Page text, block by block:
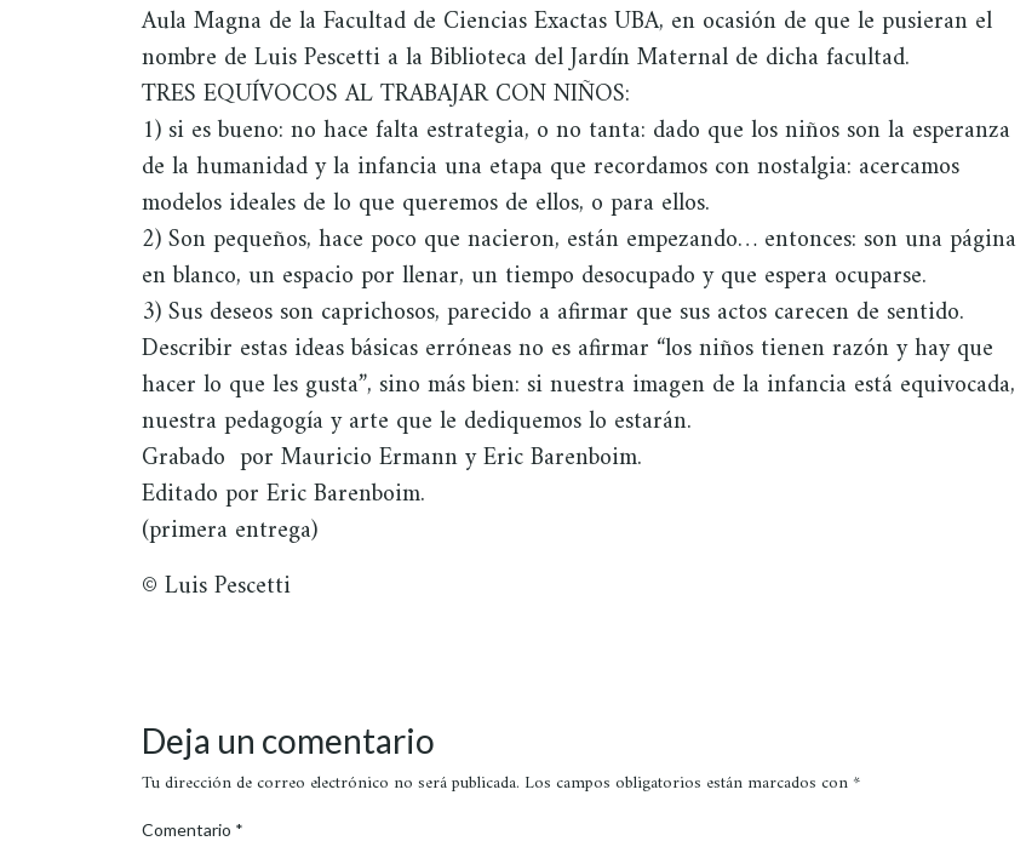
Aula Magna de la Facultad de Ciencias Exactas UBA, en ocasión de que le pusieran el
nombre de Luis Pescetti a la Biblioteca del Jardín Maternal de dicha facultad.
TRES EQUÍVOCOS AL TRABAJAR CON NIÑOS:
1) si es bueno: no hace falta estrategia, o no tanta: dado que los niños son la esperanza
de la humanidad y la infancia una etapa que recordamos con nostalgia: acercamos
modelos ideales de lo que queremos de ellos, o para ellos.
2) Son pequeños, hace poco que nacieron, están empezando… entonces: son una página
en blanco, un espacio por llenar, un tiempo desocupado y que espera ocuparse.
3) Sus deseos son caprichosos, parecido a afirmar que sus actos carecen de sentido.
Describir estas ideas básicas erróneas no es afirmar “los niños tienen razón y hay que
hacer lo que les gusta”, sino más bien: si nuestra imagen de la infancia está equivocada,
nuestra pedagogía y arte que le dediquemos lo estarán.
Grabado por Mauricio Ermann y Eric Barenboim.
Editado por Eric Barenboim.
(primera entrega)
© Luis Pescetti
Deja un comentario
Tu dirección de correo electrónico no será publicada. Los campos obligatorios están marcados con *
Comentario *